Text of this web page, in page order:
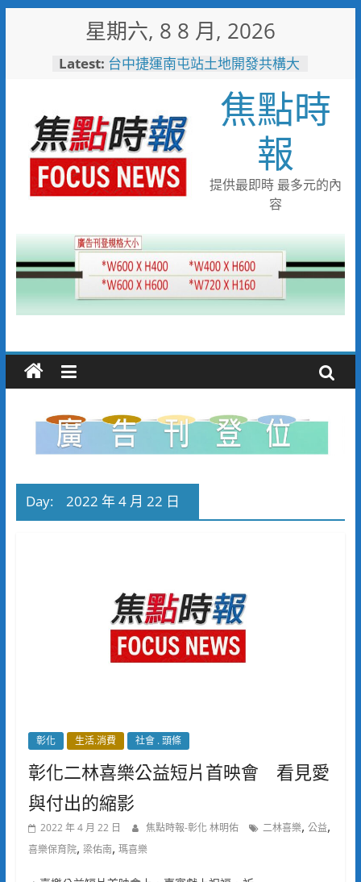
星期六, 8 8 月, 2026
Latest: 台中捷運南屯站土地開發共構大
新地標實現軌道經濟願景
警友辦事處大力相挺！岡山分局
送上「父親節」暖心祝福
守望相助的暖心守護 湖內警消
聯手破門化解獨居翁的危機
歡慶父親節！《台中通
TCPASS》APP 攜手在地名店熱
捐「300萬」助熊本震災重建
焦點時
報
提供最即時 最多元的內
容
Day: 2022 年 4 月 22 日
彰化 生活.消費 社會 . 頭條
彰化二林喜樂公益短片首映會 看見愛
與付出的縮影
2022 年 4 月 22 日 焦點時報-彰化 林明佑 二林喜樂, 公益,
喜樂保育院, 梁佑南, 瑪喜樂